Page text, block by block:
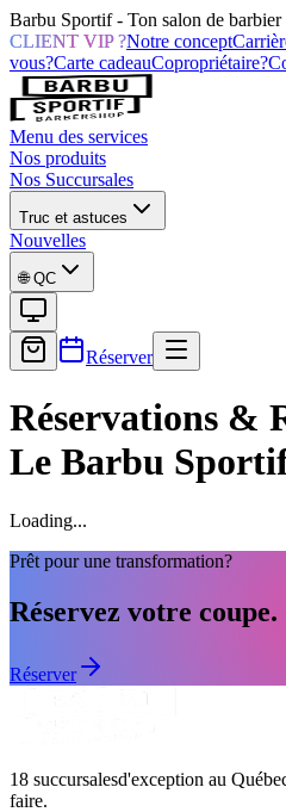
Barbu Sportif - Ton salon de barbier
CLIENT VIP ?Notre concept
vous?Carte cadeauCopropriétaire?
Menu des services
Nos produits
Nos Succursales
Truc et astuces
Nouvelles
🌐QC
Réserver
Réservations &
Le Barbu
Loading...
Prêt pour une transformation?
Réservez votre coupe.
Réserver
18 succursalesd'exception au
faire.